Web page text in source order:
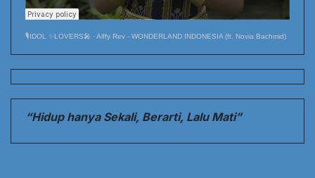
🎙️IDOL ✨LOVERS🎤 · Alffy Rev - WONDERLAND INDONESIA (ft. Novia Bachmid)
“Hidup hanya Sekali, Berarti, Lalu Mati”